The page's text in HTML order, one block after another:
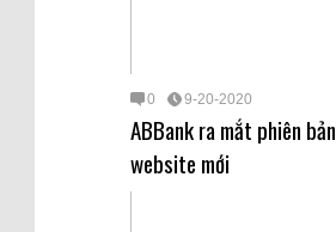
0 9-20-2020
ABBank ra mắt phiên bản
website mới